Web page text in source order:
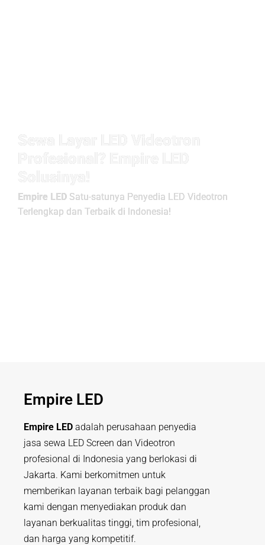
Sewa Layar LED Videotron
Profesional? Empire LED
Solusinya!
Empire LED Satu-satunya Penyedia LED Videotron
Terlengkap dan Terbaik di Indonesia!
Empire LED
Empire LED adalah perusahaan penyedia
jasa sewa LED Screen dan Videotron
profesional di Indonesia yang berlokasi di
Jakarta. Kami berkomitmen untuk
memberikan layanan terbaik bagi pelanggan
kami dengan menyediakan produk dan
layanan berkualitas tinggi, tim profesional,
dan harga yang kompetitif.